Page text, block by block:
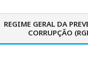
REGIME GERAL DA
CORRUPÇÃO